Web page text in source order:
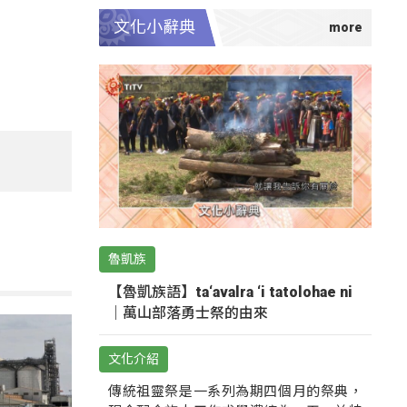
文化小辭典
魯凱族
【魯凱族語】ta‘avalra ‘i tatolohae ni
｜萬山部落勇士祭的由來
文化介紹
傳統祖靈祭是一系列為期四個月的祭典，